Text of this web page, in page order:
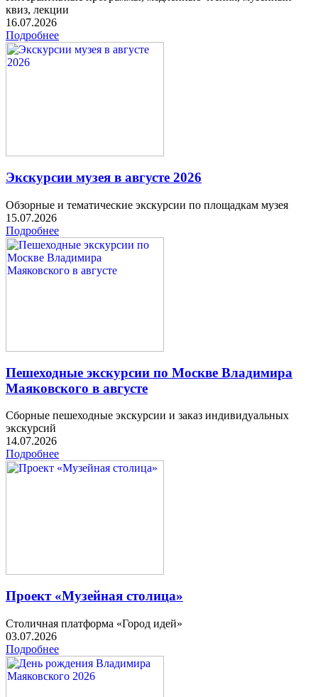
квиз, лекции
16.07.2026
Подробнее
Экскурсии музея в августе 2026
Обзорные и тематические экскурсии по площадкам музея
15.07.2026
Подробнее
Пешеходные экскурсии по Москве Владимира
Маяковского в августе
Сборные пешеходные экскурсии и заказ индивидуальных
экскурсий
14.07.2026
Подробнее
Проект «Музейная столица»
Столичная платформа «Город идей»
03.07.2026
Подробнее